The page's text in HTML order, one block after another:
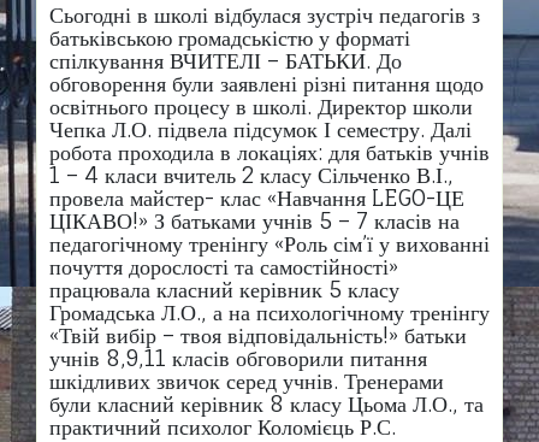
Сьогодні в школі відбулася зустріч педагогів з
батьківською громадськістю у форматі
спілкування ВЧИТЕЛІ – БАТЬКИ. До
обговорення були заявлені різні питання щодо
освітнього процесу в школі. Директор школи
Чепка Л.О. підвела підсумок І семестру. Далі
робота проходила в локаціях: для батьків учнів
1 – 4 класи вчитель 2 класу Сільченко В.І.,
провела майстер- клас «Навчання LEGO-ЦЕ
ЦІКАВО!» З батьками учнів 5 – 7 класів на
педагогічному тренінгу «Роль сім’ї у вихованні
почуття дорослості та самостійності»
працювала класний керівник 5 класу
Громадська Л.О., а на психологічному тренінгу
«Твій вибір – твоя відповідальність!» батьки
учнів 8,9,11 класів обговорили питання
шкідливих звичок серед учнів. Тренерами
були класний керівник 8 класу Цьома Л.О., та
практичний психолог Коломієць Р.С.